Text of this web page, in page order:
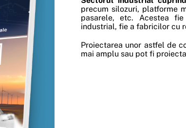
precum silozuri, platforme
pasarele, etc. Acestea
industrial, fie a fabricilor cu
Proiectarea unor astfel de
mai amplu sau pot fi